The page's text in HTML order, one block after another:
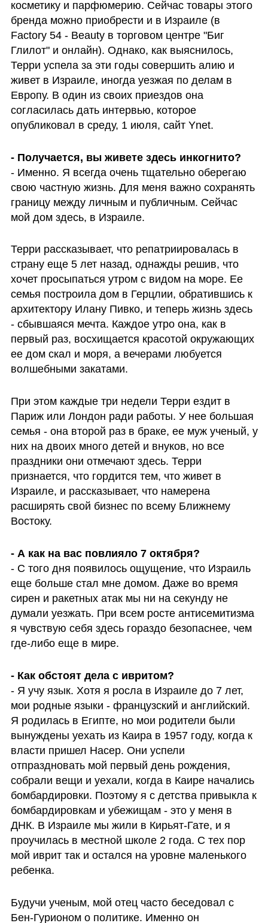
косметику и парфюмерию. Сейчас товары этого
бренда можно приобрести и в Израиле (в
Factory 54 - Beauty в торговом центре "Биг
Глилот" и онлайн). Однако, как выяснилось,
Терри успела за эти годы совершить алию и
живет в Израиле, иногда уезжая по делам в
Европу. В один из своих приездов она
согласилась дать интервью, которое
опубликовал в среду, 1 июля, сайт Ynet.
- Именно. Я всегда очень тщательно оберегаю
свою частную жизнь. Для меня важно сохранять
границу между личным и публичным. Сейчас
мой дом здесь, в Израиле.
Терри рассказывает, что репатриировалась в
страну еще 5 лет назад, однажды решив, что
хочет просыпаться утром с видом на море. Ее
семья построила дом в Герцлии, обратившись к
архитектору Илану Пивко, и теперь жизнь здесь
- сбывшаяся мечта. Каждое утро она, как в
первый раз, восхищается красотой окружающих
ее дом скал и моря, а вечерами любуется
волшебными закатами.
При этом каждые три недели Терри ездит в
Париж или Лондон ради работы. У нее большая
семья - она второй раз в браке, ее муж ученый, у
них на двоих много детей и внуков, но все
праздники они отмечают здесь. Терри
признается, что гордится тем, что живет в
Израиле, и рассказывает, что намерена
расширять свой бизнес по всему Ближнему
Востоку.
- С того дня появилось ощущение, что Израиль
еще больше стал мне домом. Даже во время
сирен и ракетных атак мы ни на секунду не
думали уезжать. При всем росте антисемитизма
я чувствую себя здесь гораздо безопаснее, чем
где-либо еще в мире.
- Я учу язык. Хотя я росла в Израиле до 7 лет,
мои родные языки - французский и английский.
Я родилась в Египте, но мои родители были
вынуждены уехать из Каира в 1957 году, когда к
власти пришел Насер. Они успели
отпраздновать мой первый день рождения,
собрали вещи и уехали, когда в Каире начались
бомбардировки. Поэтому я с детства привыкла к
бомбардировкам и убежищам - это у меня в
ДНК. В Израиле мы жили в Кирьят-Гате, и я
проучилась в местной школе 2 года. С тех пор
мой иврит так и остался на уровне маленького
ребенка.
Будучи ученым, мой отец часто беседовал с
Бен-Гурионом о политике. Именно он